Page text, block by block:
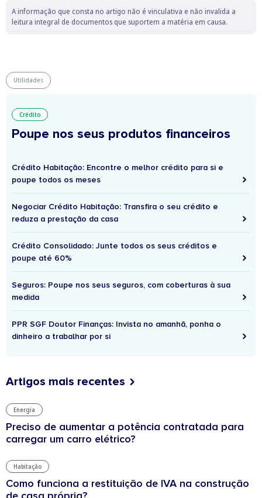
A informação que consta no artigo não é vinculativa e não invalida a
leitura integral de documentos que suportem a matéria em causa.
Utilidades
Crédito
Poupe nos seus produtos financeiros
Crédito Habitação: Encontre o melhor crédito para si e
poupe todos os meses
Negociar Crédito Habitação: Transfira o seu crédito e
reduza a prestação da casa
Crédito Consolidado: Junte todos os seus créditos e
poupe até 60%
Seguros: Poupe nos seus seguros, com coberturas à sua
medida
PPR SGF Doutor Finanças: Invista no amanhã, ponha o
dinheiro a trabalhar por si
Artigos mais recentes
Energia
Preciso de aumentar a potência contratada para
carregar um carro elétrico?
Habitação
Como funciona a restituição de IVA na construção